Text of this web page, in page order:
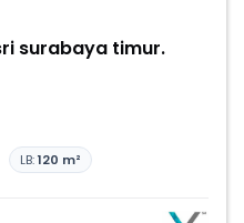
surabaya timur.
LB:120 m²